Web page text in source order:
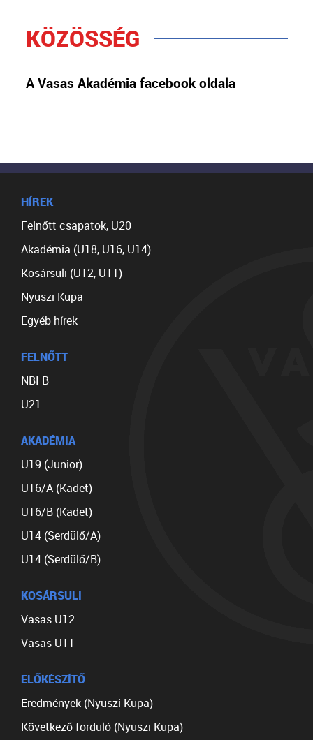
KÖZÖSSÉG
A Vasas Akadémia facebook oldala
HÍREK
Felnőtt csapatok, U20
Akadémia (U18, U16, U14)
Kosársuli (U12, U11)
Nyuszi Kupa
Egyéb hírek
FELNŐTT
NBI B
U21
AKADÉMIA
U19 (Junior)
U16/A (Kadet)
U16/B (Kadet)
U14 (Serdülő/A)
U14 (Serdülő/B)
KOSÁRSULI
Vasas U12
Vasas U11
ELŐKÉSZÍTŐ
Eredmények (Nyuszi Kupa)
Következő forduló (Nyuszi Kupa)